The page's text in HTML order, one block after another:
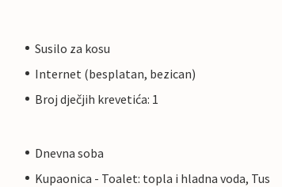
Susilo za kosu
Internet (besplatan, bezican)
Broj dječjih krevetića: 1
Dnevna soba
Kupaonica - Toalet: topla i hladna voda, Tus